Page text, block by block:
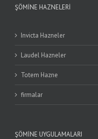
ŞÖMINE HAZNELERI
Invicta Hazneler
Laudel Hazneler
Totem Hazne
firmalar
ŞÖMINE UYGULAMALARI